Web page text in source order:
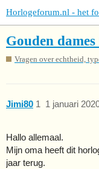
Horlogeforum.nl - het
Gouden
Vragen over echtheid,
Jimi80 1 januari
1
Hallo allemaal.
Mijn oma heeft dit
jaar terug.